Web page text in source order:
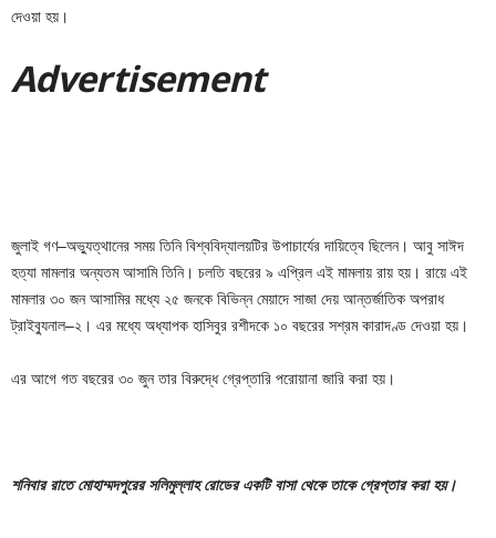
দেওয়া হয়।
Advertisement
জুলাই গণ–অভ্যুত্থানের সময় তিনি বিশ্ববিদ্যালয়টির উপাচার্যের দায়িত্বে ছিলেন। আবু সাঈদ
হত্যা মামলার অন্যতম আসামি তিনি। চলতি বছরের ৯ এপ্রিল এই মামলায় রায় হয়। রায়ে এই
মামলার ৩০ জন আসামির মধ্যে ২৫ জনকে বিভিন্ন মেয়াদে সাজা দেয় আন্তর্জাতিক অপরাধ
ট্রাইব্যুনাল–২। এর মধ্যে অধ্যাপক হাসিবুর রশীদকে ১০ বছরের সশ্রম কারাদণ্ড দেওয়া হয়।
এর আগে গত বছরের ৩০ জুন তার বিরুদ্ধে গ্রেপ্তারি পরোয়ানা জারি করা হয়।
শনিবার রাতে মোহাম্মদপুরের সলিমুল্লাহ রোডের একটি বাসা থেকে তাকে গ্রেপ্তার করা হয়।